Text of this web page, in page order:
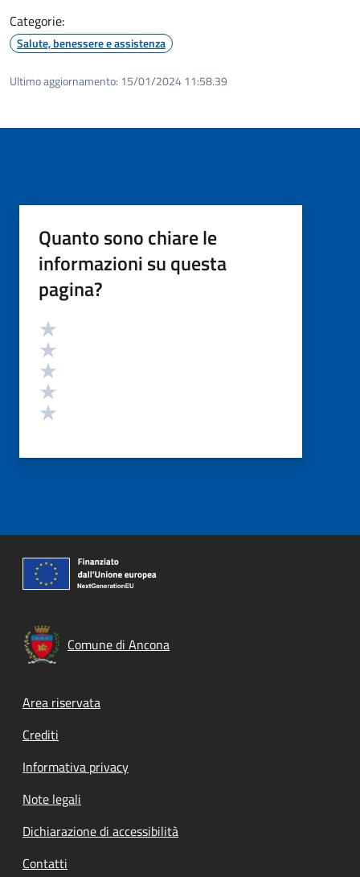
Categorie:
Salute, benessere e assistenza
Ultimo aggiornamento: 15/01/2024 11:58.39
Quanto sono chiare le
informazioni su questa
pagina?
Valutazione
Comune di Ancona
Footer menu
Area riservata
Crediti
Informativa privacy
Note legali
Dichiarazione di accessibilità
Contatti